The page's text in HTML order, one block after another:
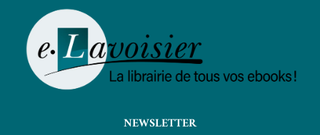
NEWSLETTER